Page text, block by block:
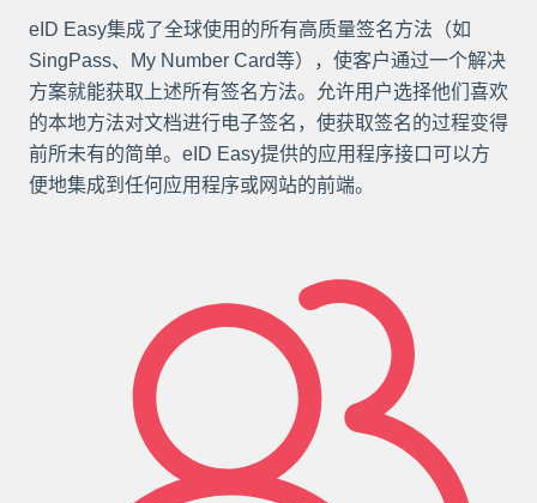
eID Easy集成了全球使用的所有高质量签名方法（如
SingPass、My Number Card等），使客户通过一个解决
方案就能获取上述所有签名方法。允许用户选择他们喜欢
的本地方法对文档进行电子签名，使获取签名的过程变得
前所未有的简单。eID Easy提供的应用程序接口可以方
便地集成到任何应用程序或网站的前端。